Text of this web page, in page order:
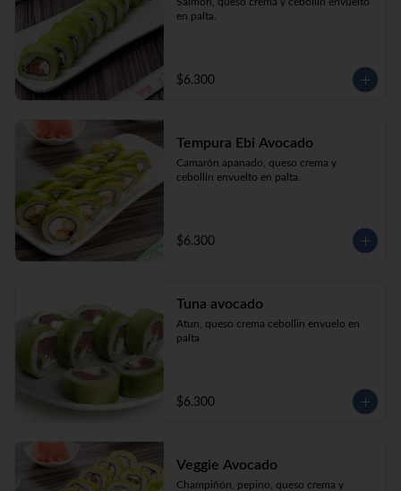
en palta.
$6.300
Tempura Ebi Avocado
Camarón apanado, queso crema y
cebollín envuelto en palta.
$6.300
Tuna avocado
Atun, queso crema cebollin envuelo en
palta
$6.300
Veggie Avocado
Champiñón, pepino, queso crema y